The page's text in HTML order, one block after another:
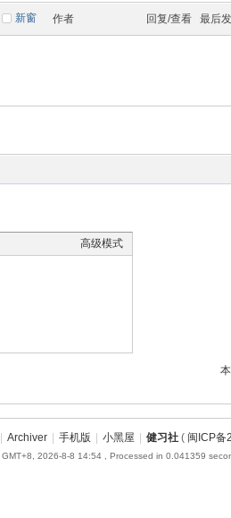
新窗 作者 回复/查看 最后
高级模式
| Archiver | 手机版 | 小黑屋 | 健习社 ( 闽ICP备
GMT+8, 2026-8-8 14:54 , Processed in 0.041359